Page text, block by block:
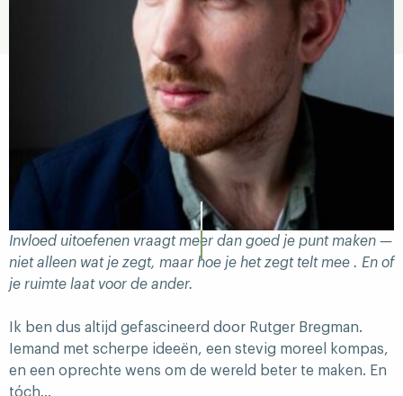
Invloed uitoefenen vraagt meer dan goed je punt maken —
niet alleen wat je zegt, maar hoe je het zegt telt mee . En of
je ruimte laat voor de ander.
Ik ben dus altijd gefascineerd door Rutger Bregman.
Iemand met scherpe ideeën, een stevig moreel kompas,
en een oprechte wens om de wereld beter te maken. En
tóch…